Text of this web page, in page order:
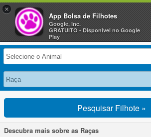
Selecione seu Animal
Pesquisar Filhote »
Descubra mais sobre as Raças
×
App Bolsa de Filhotes
Google, Inc.
GRATUITO - Disponivel no Google
Play